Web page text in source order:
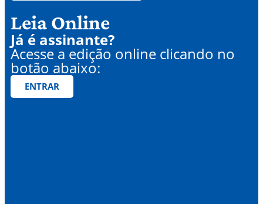
Leia Online
Já é assinante?
Acesse a edição online clicando no
botão abaixo:
ENTRAR